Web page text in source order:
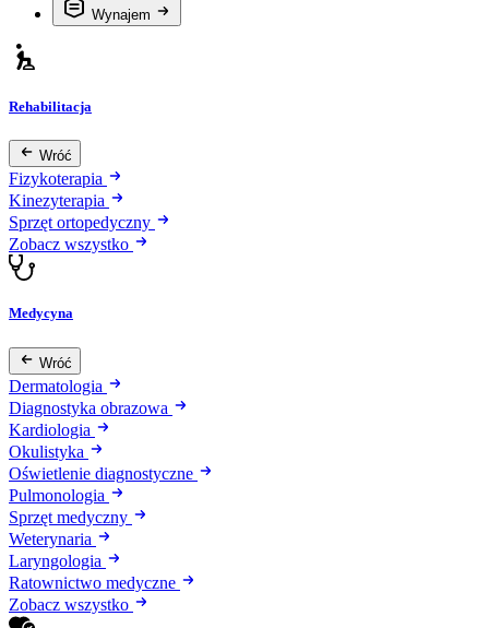
Wynajem
Rehabilitacja
Wróć
Fizykoterapia
Kinezyterapia
Sprzęt ortopedyczny
Zobacz wszystko
Medycyna
Wróć
Dermatologia
Diagnostyka obrazowa
Kardiologia
Okulistyka
Oświetlenie diagnostyczne
Pulmonologia
Sprzęt medyczny
Weterynaria
Laryngologia
Ratownictwo medyczne
Zobacz wszystko